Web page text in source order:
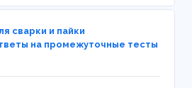
сварки и пайки
на промежуточные тесты